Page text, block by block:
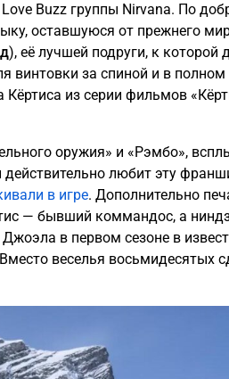
Buzz группы Nirvana. По
оставшуюся от прежнего
), её лучшей подруги, к которой
винтовки за спиной и в
из серии фильмов
оружия» и «Рэмбо»,
любит эту
в игре. Дополнительно
— бывший коммандос, а
в первом сезоне в
веселья восьмидесятых